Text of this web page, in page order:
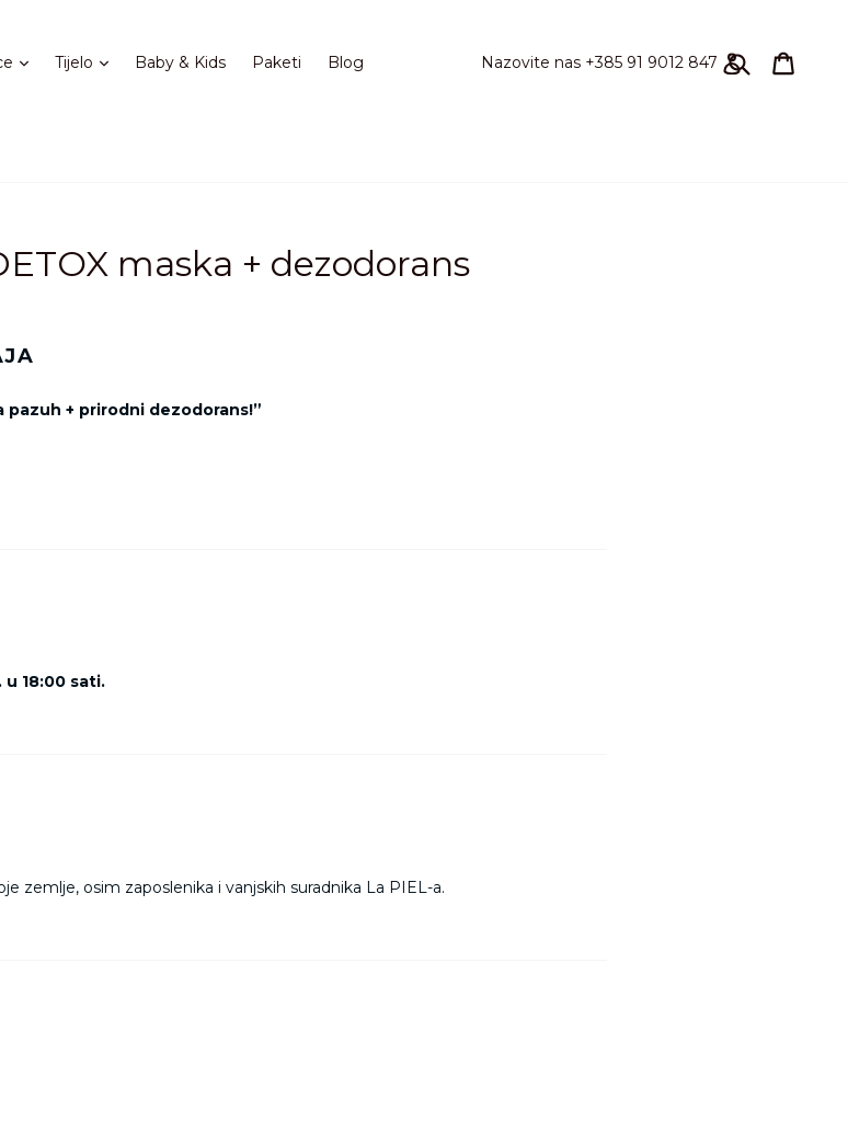
ProširiTijelo ProširiBaby & Kids Paketi Blog Nazovite nas +385 91 9012 847 Pretraži
Prijavi se
maska + dezodorans
pazuh + prirodni dezodorans!”
u 18:00 sati.
zemlje, osim zaposlenika i vanjskih suradnika La PIEL-a.